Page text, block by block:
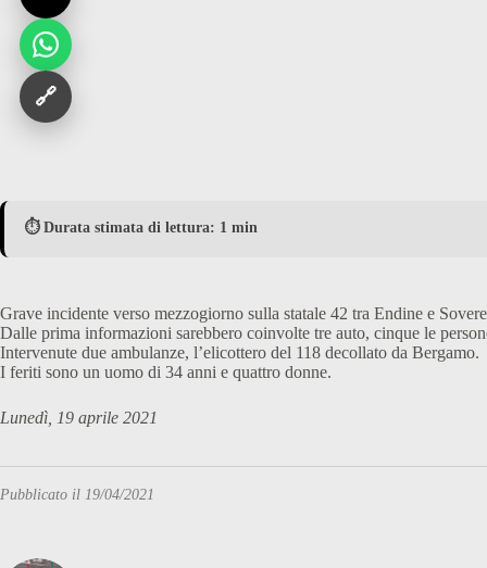
⏱️ Durata stimata di lettura: 1 min
Grave incidente verso mezzogiorno sulla statale 42 tra Endine e
Dalle prima informazioni sarebbero coinvolte tre auto, cinque le
Intervenute due ambulanze, l’elicottero del 118 decollato da Bergamo.
I feriti sono un uomo di 34 anni e quattro donne.
Lunedì, 19 aprile 2021
Pubblicato il 19/04/2021
🔗